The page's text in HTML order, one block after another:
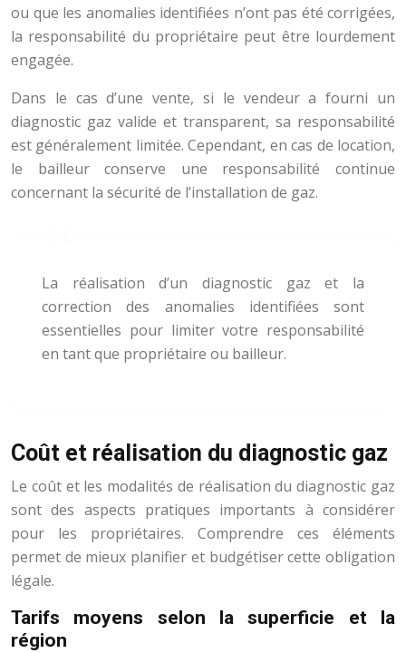
ou que les anomalies identifiées n’ont pas été corrigées,
la responsabilité du propriétaire peut être lourdement
engagée.
Dans le cas d’une vente, si le vendeur a fourni un
diagnostic gaz valide et transparent, sa responsabilité
est généralement limitée. Cependant, en cas de location,
le bailleur conserve une responsabilité continue
concernant la sécurité de l’installation de gaz.
La réalisation d’un diagnostic gaz et la
correction des anomalies identifiées sont
essentielles pour limiter votre responsabilité
en tant que propriétaire ou bailleur.
Coût et réalisation du diagnostic gaz
Le coût et les modalités de réalisation du diagnostic gaz
sont des aspects pratiques importants à considérer
pour les propriétaires. Comprendre ces éléments
permet de mieux planifier et budgétiser cette obligation
légale.
Tarifs moyens selon la superficie et la
région